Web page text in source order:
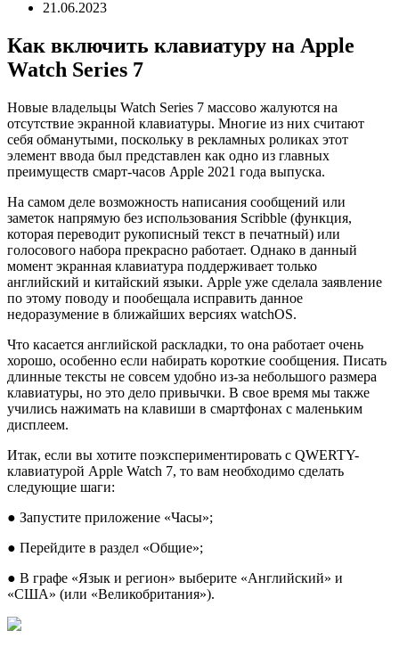
21.06.2023
Как включить клавиатуру на Apple
Watch Series 7
Новые владельцы Watch Series 7 массово жалуются на
отсутствие экранной клавиатуры. Многие из них считают
себя обманутыми, поскольку в рекламных роликах этот
элемент ввода был представлен как одно из главных
преимуществ смарт-часов Apple 2021 года выпуска.
На самом деле возможность написания сообщений или
заметок напрямую без использования Scribble (функция,
которая переводит рукописный текст в печатный) или
голосового набора прекрасно работает. Однако в данный
момент экранная клавиатура поддерживает только
английский и китайский языки. Apple уже сделала заявление
по этому поводу и пообещала исправить данное
недоразумение в ближайших версиях watchOS.
Что касается английской раскладки, то она работает очень
хорошо, особенно если набирать короткие сообщения. Писать
длинные тексты не совсем удобно из-за небольшого размера
клавиатуры, но это дело привычки. В свое время мы также
учились нажимать на клавиши в смартфонах с маленьким
дисплеем.
Итак, если вы хотите поэкспериментировать с QWERTY-
клавиатурой Apple Watch 7, то вам необходимо сделать
следующие шаги:
● Запустите приложение «Часы»;
● Перейдите в раздел «Общие»;
● В графе «Язык и регион» выберите «Английский» и
«США» (или «Великобритания»).